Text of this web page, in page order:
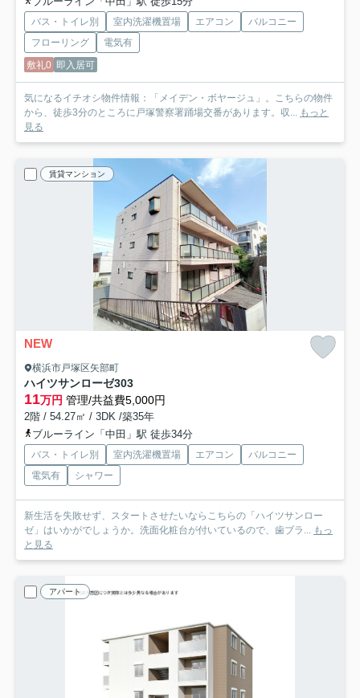
バス・トイレ別 室内洗濯機置場 エアコン
バルコニー
フローリング
電気有
敷礼0 即入居可
気になるイチオシ物件情報：「メイデン・ボヤージュ」。こちらの物件
から、徒歩3分のところに戸塚警察署踊場交番があります。収... もっと
見る
賃貸マンション
NEW
横浜市戸塚区矢部町
ハイツサンローゼ303
11万円 管理/共益費5,000円
2階 / 54.27㎡ / 3DK /築35年
ブルーライン「中田」駅 徒歩34分
バス・トイレ別 室内洗濯機置場 エアコン
バルコニー
電気有
シャワー
新生活を失敗せず、スタートさせたいならこちらの「ハイツサンロー
ゼ」はいかがでしょうか。洗面化粧台が付いているので、歯ブラ... もっ
と見る
アパート